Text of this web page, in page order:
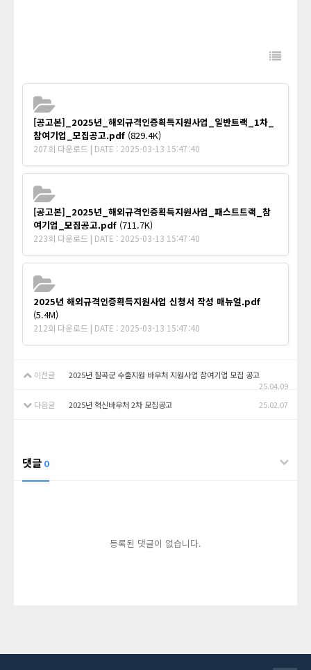
[공고본]_2025년_해외규격인증획득지원사업_일반트랙_1차_
참여기업_모집공고.pdf (829.4K)
207회 다운로드 | DATE : 2025-03-13 15:47:40
[공고본]_2025년_해외규격인증획득지원사업_패스트트랙_참
여기업_모집공고.pdf (711.7K)
223회 다운로드 | DATE : 2025-03-13 15:47:40
2025년 해외규격인증획득지원사업 신청서 작성 매뉴얼.pdf
(5.4M)
212회 다운로드 | DATE : 2025-03-13 15:47:40
이전글
2025년 칠곡군 수출지원 바우처 지원사업 참여기업 모집 공고
25.04.09
다음글
2025년 혁신바우처 2차 모집공고 25.02.07
댓글 0
등록된 댓글이 없습니다.